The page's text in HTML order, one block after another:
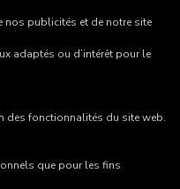
nos publicités et de notre site
adaptés ou d’intérêt pour le
des fonctionnalités du site web.
que pour les fins